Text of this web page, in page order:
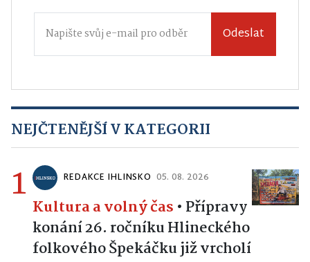
Odeslat
NEJČTENĚJŠÍ V KATEGORII
1 REDAKCE IHLINSKO 05. 08. 2026
Kultura a volný čas • Přípravy
konání 26. ročníku Hlineckého
folkového Špekáčku již vrcholí